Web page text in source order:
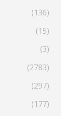
(136)
(15)
(3)
(2783)
(297)
(177)